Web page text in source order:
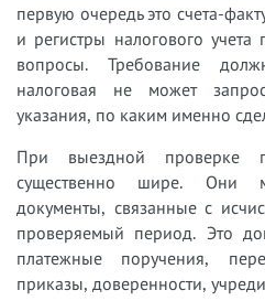
первую очередь это счета-
и регистры налогового
вопросы. Требование
налоговая не может
указания, по каким именно
При выездной проверке
существенно шире. Они
документы, связанные с
проверяемый период. Это
платежные поручения,
приказы, доверенности,